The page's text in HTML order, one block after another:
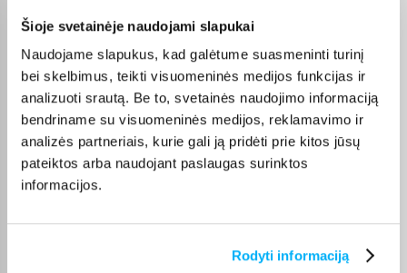
Šioje svetainėje naudojami slapukai
Naudojame slapukus, kad galėtume suasmeninti turinį
bei skelbimus, teikti visuomeninės medijos funkcijas ir
analizuoti srautą. Be to, svetainės naudojimo informaciją
bendriname su visuomeninės medijos, reklamavimo ir
analizės partneriais, kurie gali ją pridėti prie kitos jūsų
pateiktos arba naudojant paslaugas surinktos
informacijos.
Rodyti informaciją
Danutė G.
Patvirtintas pirkėjas
Puiki dovana darbui ir pramogai 🙂 Ačiū
Ramunas J.
Patvirtintas pirkėjas
Viskas super